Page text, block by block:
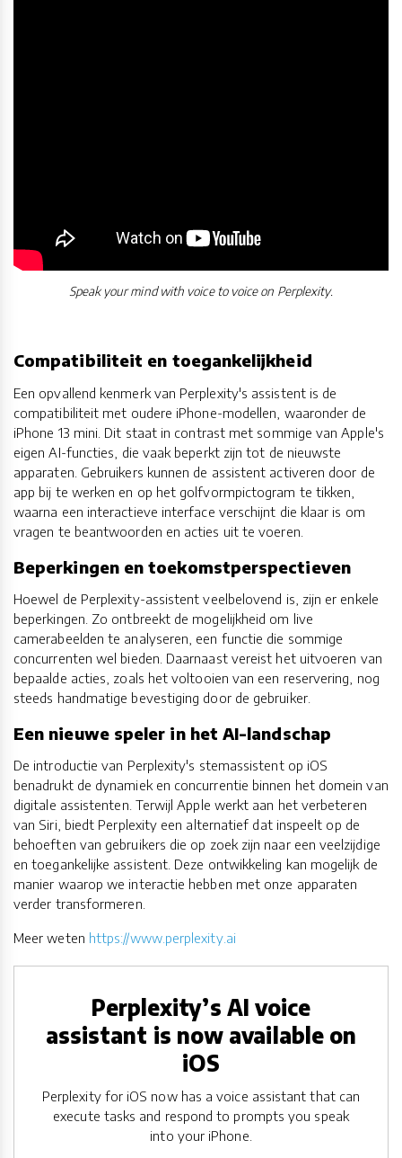
Speak your mind with voice to voice on Perplexity.
Compatibiliteit en toegankelijkheid
Een opvallend kenmerk van Perplexity's assistent is de
compatibiliteit met oudere iPhone-modellen, waaronder de
iPhone 13 mini. Dit staat in contrast met sommige van Apple's
eigen AI-functies, die vaak beperkt zijn tot de nieuwste
apparaten. Gebruikers kunnen de assistent activeren door de
app bij te werken en op het golfvormpictogram te tikken,
waarna een interactieve interface verschijnt die klaar is om
vragen te beantwoorden en acties uit te voeren.
Beperkingen en toekomstperspectieven
Hoewel de Perplexity-assistent veelbelovend is, zijn er enkele
beperkingen. Zo ontbreekt de mogelijkheid om live
camerabeelden te analyseren, een functie die sommige
concurrenten wel bieden. Daarnaast vereist het uitvoeren van
bepaalde acties, zoals het voltooien van een reservering, nog
steeds handmatige bevestiging door de gebruiker.
Een nieuwe speler in het AI-landschap
De introductie van Perplexity's stemassistent op iOS
benadrukt de dynamiek en concurrentie binnen het domein van
digitale assistenten. Terwijl Apple werkt aan het verbeteren
van Siri, biedt Perplexity een alternatief dat inspeelt op de
behoeften van gebruikers die op zoek zijn naar een veelzijdige
en toegankelijke assistent. Deze ontwikkeling kan mogelijk de
manier waarop we interactie hebben met onze apparaten
verder transformeren.​
Meer weten https://www.perplexity.ai
Perplexity’s AI voice
assistant is now available on
iOS
Perplexity for iOS now has a voice assistant that can
execute tasks and respond to prompts you speak
into your iPhone.